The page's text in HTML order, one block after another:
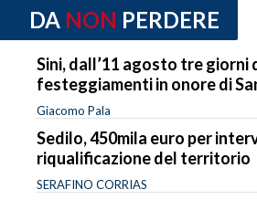
DA NON PERDERE
Sini, dall’11 agosto tre giorni
festeggiamenti in onore di
Giacomo Pala
Sedilo, 450mila euro per
riqualificazione del territorio
SERAFINO CORRIAS